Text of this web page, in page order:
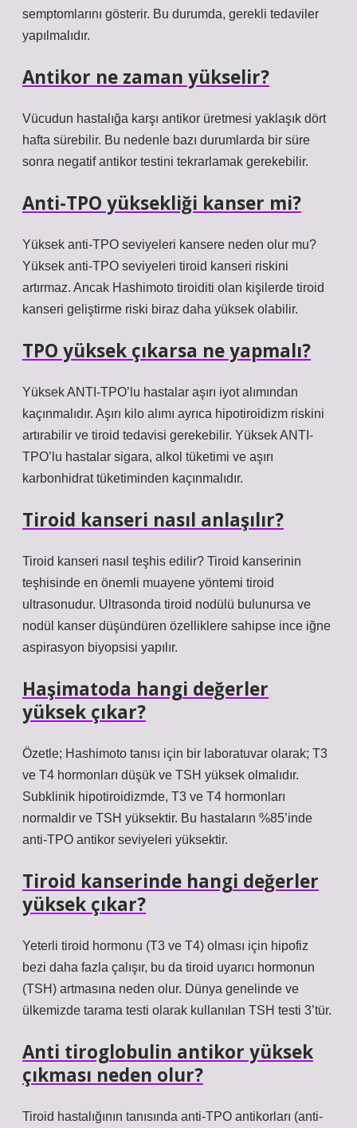
semptomlarını gösterir. Bu durumda, gerekli tedaviler
yapılmalıdır.
Antikor ne zaman yükselir?
Vücudun hastalığa karşı antikor üretmesi yaklaşık dört
hafta sürebilir. Bu nedenle bazı durumlarda bir süre
sonra negatif antikor testini tekrarlamak gerekebilir.
Anti-TPO yüksekliği kanser mi?
Yüksek anti-TPO seviyeleri kansere neden olur mu?
Yüksek anti-TPO seviyeleri tiroid kanseri riskini
artırmaz. Ancak Hashimoto tiroiditi olan kişilerde tiroid
kanseri geliştirme riski biraz daha yüksek olabilir.
TPO yüksek çıkarsa ne yapmalı?
Yüksek ANTI-TPO’lu hastalar aşırı iyot alımından
kaçınmalıdır. Aşırı kilo alımı ayrıca hipotiroidizm riskini
artırabilir ve tiroid tedavisi gerekebilir. Yüksek ANTI-
TPO’lu hastalar sigara, alkol tüketimi ve aşırı
karbonhidrat tüketiminden kaçınmalıdır.
Tiroid kanseri nasıl anlaşılır?
Tiroid kanseri nasıl teşhis edilir? Tiroid kanserinin
teşhisinde en önemli muayene yöntemi tiroid
ultrasonudur. Ultrasonda tiroid nodülü bulunursa ve
nodül kanser düşündüren özelliklere sahipse ince iğne
aspirasyon biyopsisi yapılır.
Haşimatoda hangi değerler
yüksek çıkar?
Özetle; Hashimoto tanısı için bir laboratuvar olarak; T3
ve T4 hormonları düşük ve TSH yüksek olmalıdır.
Subklinik hipotiroidizmde, T3 ve T4 hormonları
normaldir ve TSH yüksektir. Bu hastaların %85’inde
anti-TPO antikor seviyeleri yüksektir.
Tiroid kanserinde hangi değerler
yüksek çıkar?
Yeterli tiroid hormonu (T3 ve T4) olması için hipofiz
bezi daha fazla çalışır, bu da tiroid uyarıcı hormonun
(TSH) artmasına neden olur. Dünya genelinde ve
ülkemizde tarama testi olarak kullanılan TSH testi 3’tür.
Anti tiroglobulin antikor yüksek
çıkması neden olur?
Tiroid hastalığının tanısında anti-TPO antikorları (anti-